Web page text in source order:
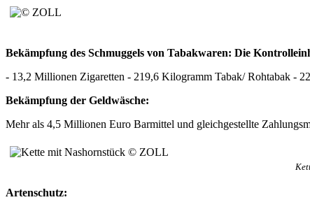
Bekämpfung des Schmuggels von Tabakwaren: Die
- 13,2 Millionen Zigaretten - 219,6 Kilogramm Tabak/ Rohtabak -
Bekämpfung der Geldwäsche:
Mehr als 4,5 Millionen Euro Barmittel und gleichgestellte
Artenschutz: